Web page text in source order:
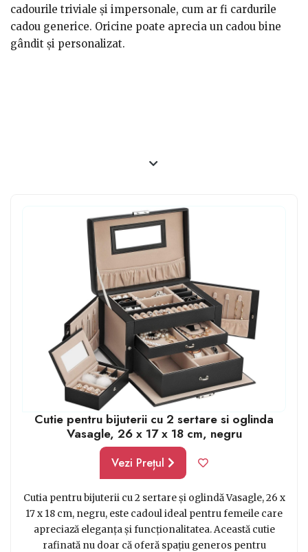
cadourile triviale și impersonale, cum ar fi cardurile
cadou generice. Oricine poate aprecia un cadou bine
gândit și personalizat.
Cutie pentru bijuterii cu 2 sertare si oglinda
Vasagle, 26 x 17 x 18 cm, negru
Vezi Prețul
Cutia pentru bijuterii cu 2 sertare și oglindă Vasagle, 26 x
17 x 18 cm, negru, este cadoul ideal pentru femeile care
apreciază eleganța și funcționalitatea. Această cutie
rafinată nu doar că oferă spațiu generos pentru